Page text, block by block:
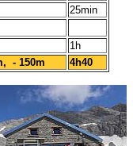
25min
1h
- 150m 4h40